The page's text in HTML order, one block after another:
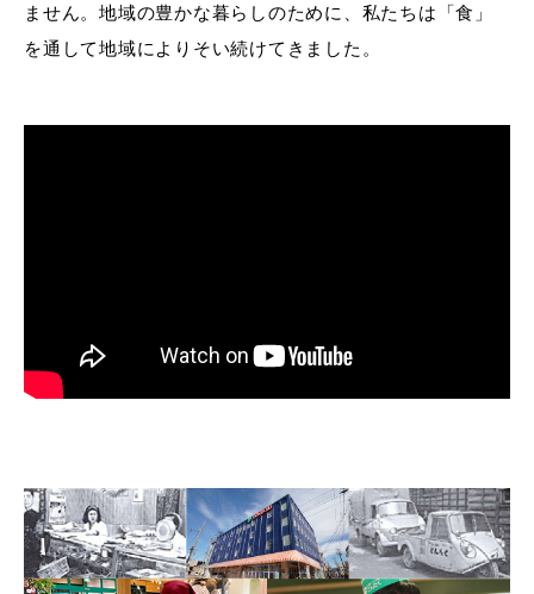
ません。 地域の豊かな暮らしのために、私たちは「食」
を通して地域によりそい続けてきました。